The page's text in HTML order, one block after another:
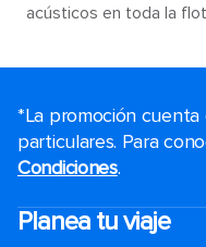
acústicos en toda la
*La promoción
particulares. Para
Condiciones.
Planea tu viaje